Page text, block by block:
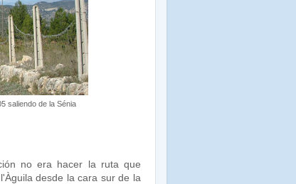
saliendo de la Sénia
no era hacer la ruta que
desde la cara sur de la